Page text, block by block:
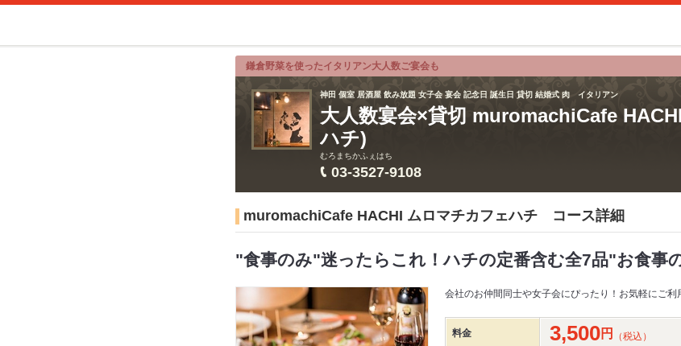
鎌倉野菜を使ったイタリアン大人数ご宴会も
神田 個室 居酒屋 飲み放題 女子会 宴会 記念日 誕生日 貸切 結婚式 肉 イタリアン
大人数宴会×貸切 muromachiCafe
ハチ)
むろまちかふぇはち
03-3527-9108
muromachiCafe HACHI ムロマチカフェハチ コース詳細
"食事のみ"迷ったらこれ！ハチの定番含む全7品"お食事
会社のお仲間同士や女子会にぴったり！お気軽にご利
料金 3,500円 （税込）